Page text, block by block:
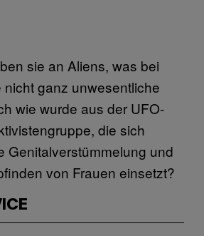
sie an Aliens, was bei
nicht ganz unwesentliche
wie wurde aus der UFO-
die sich
Genitalverstümmelung und
von Frauen einsetzt?